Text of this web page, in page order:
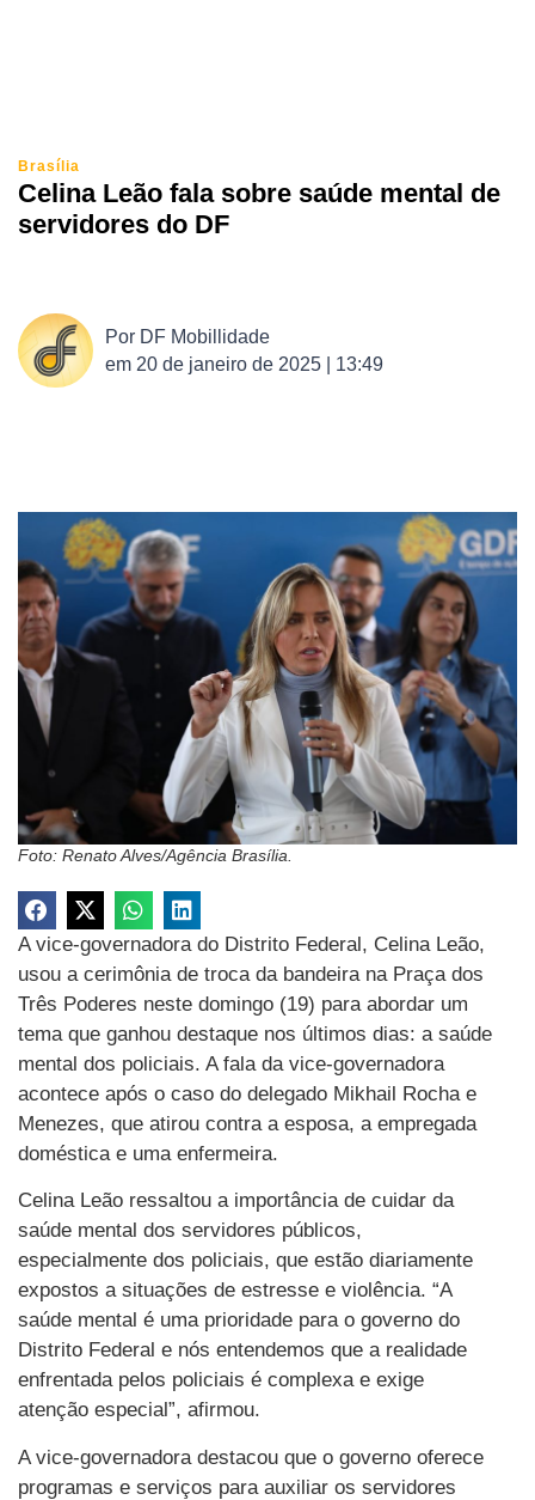
Brasília
Celina Leão fala sobre saúde mental de
servidores do DF
Por DF Mobillidade
em 20 de janeiro de 2025 | 13:49
Foto: Renato Alves/Agência Brasília.
A vice-governadora do Distrito Federal, Celina Leão,
usou a cerimônia de troca da bandeira na Praça dos
Três Poderes neste domingo (19) para abordar um
tema que ganhou destaque nos últimos dias: a saúde
mental dos policiais. A fala da vice-governadora
acontece após o caso do delegado Mikhail Rocha e
Menezes, que atirou contra a esposa, a empregada
doméstica e uma enfermeira.
Celina Leão ressaltou a importância de cuidar da
saúde mental dos servidores públicos,
especialmente dos policiais, que estão diariamente
expostos a situações de estresse e violência. “A
saúde mental é uma prioridade para o governo do
Distrito Federal e nós entendemos que a realidade
enfrentada pelos policiais é complexa e exige
atenção especial”, afirmou.
A vice-governadora destacou que o governo oferece
programas e serviços para auxiliar os servidores